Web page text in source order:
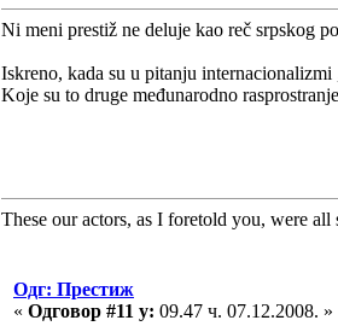
Ni meni prestiž ne deluje kao reč srpskog
Iskreno, kada su u pitanju
Koje su to druge međunarodno
These our actors, as I foretold you, were
Одг: Престиж
« Одговор #11 у: 09.47 ч. 07.12.2008. »